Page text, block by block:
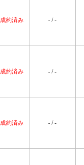
成約済み - / -
成約済み - / -
成約済み - / -